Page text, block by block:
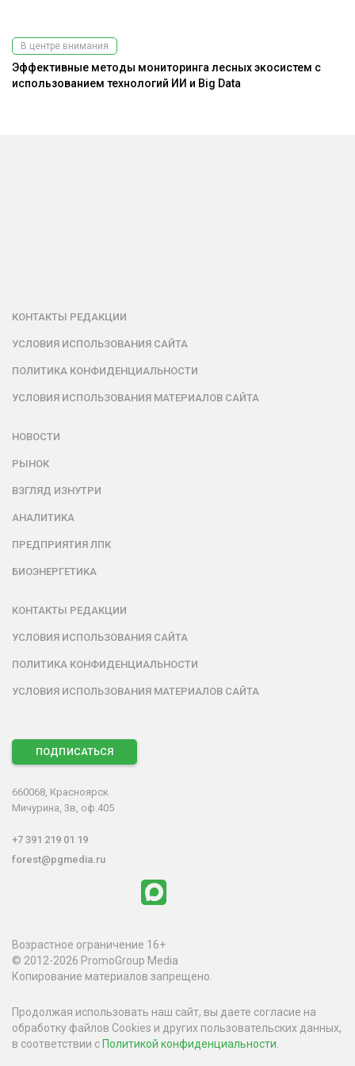
В центре внимания
Эффективные методы мониторинга лесных экосистем с
использованием технологий ИИ и Big Data
КОНТАКТЫ РЕДАКЦИИ
УСЛОВИЯ ИСПОЛЬЗОВАНИЯ САЙТА
ПОЛИТИКА КОНФИДЕНЦИАЛЬНОСТИ
УСЛОВИЯ ИСПОЛЬЗОВАНИЯ МАТЕРИАЛОВ САЙТА
НОВОСТИ
РЫНОК
ВЗГЛЯД ИЗНУТРИ
АНАЛИТИКА
ПРЕДПРИЯТИЯ ЛПК
БИОЭНЕРГЕТИКА
КОНТАКТЫ РЕДАКЦИИ
УСЛОВИЯ ИСПОЛЬЗОВАНИЯ САЙТА
ПОЛИТИКА КОНФИДЕНЦИАЛЬНОСТИ
УСЛОВИЯ ИСПОЛЬЗОВАНИЯ МАТЕРИАЛОВ САЙТА
ПОДПИСАТЬСЯ
660068, Красноярск
Мичурина, 3в, оф.405
+7 391 219 01 19
forest@pgmedia.ru
Возрастное ограничение 16+
© 2012-2026 PromoGroup Media
Копирование материалов запрещено.
Продолжая использовать наш сайт, вы даете согласие на
обработку файлов Cookies и других пользовательских данных,
в соответствии с Политикой конфиденциальности.